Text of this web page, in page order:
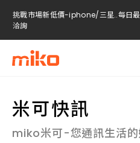
挑戰市場新低價-iphone/三星..每日最
洽詢
挑戰市場新低價-iphone/三星..每日
洽詢
挑戰市場新低價-iphone/三星..每日
米可快訊
miko米可-您通訊生活的